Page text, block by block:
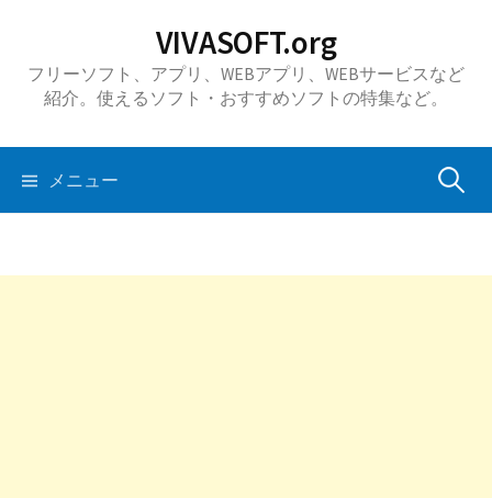
VIVASOFT.org
フリーソフト、アプリ、WEBアプリ、WEBサービスなど
紹介。使えるソフト・おすすめソフトの特集など。
メニュー 検